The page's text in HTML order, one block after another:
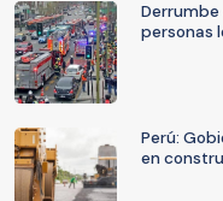
Derrumbe
personas
Perú:
en